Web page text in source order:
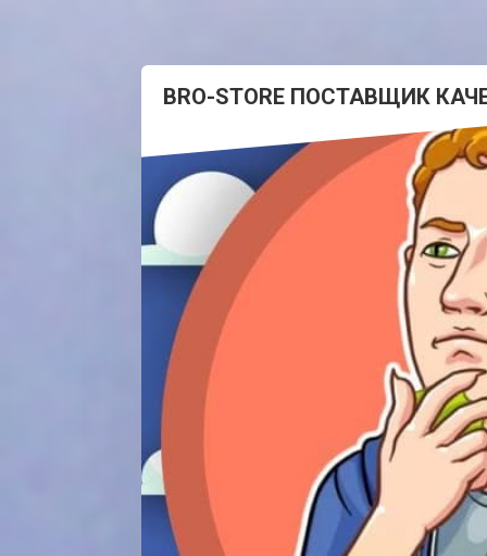
BRO-STORE ПОСТАВЩИК